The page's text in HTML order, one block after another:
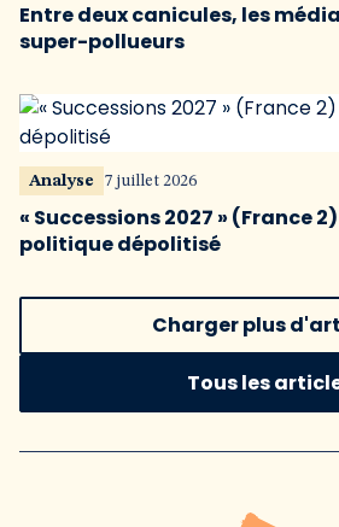
Entre deux canicules, les
super-pollueurs
Analyse 7 juillet 2026
« Successions 2027 » (France
politique dépolitisé
Charger plus
Tous les